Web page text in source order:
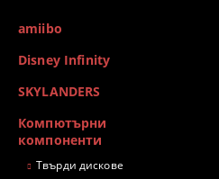
amiibo
Disney Infinity
SKYLANDERS
Компютърни
компоненти
Твърди дискове